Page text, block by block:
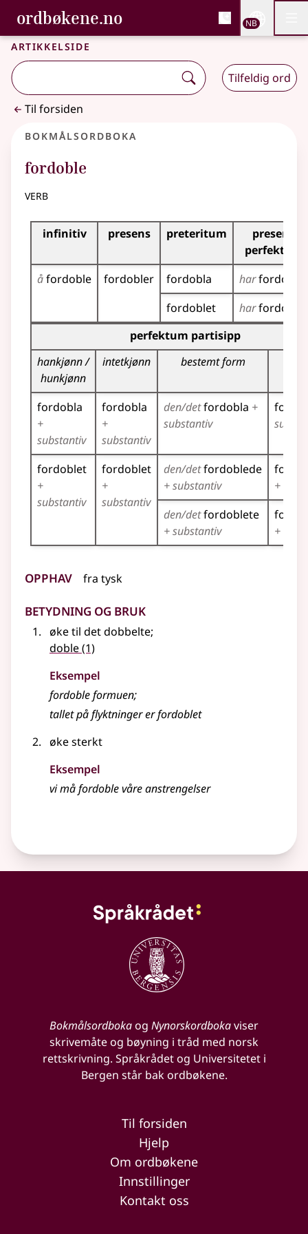
Gå til hovedinnhold
Tilgjengelighet
ordbøkene.no, Bokmålsordboka og
Bokmålsordboka og Nynorskordboka
NB
Artikkelside
Tilfeldig ord
Til forsiden
Bokmålsordboka
fordoble
verb
Bøyingstabell for dette verbet
infinitiv presens preteritum
presens
perfektum
åfordoble fordobler fordobla harfordobla
fordoblet
harfordoblet
Bøyingstabell for dette verbet (partisippformer)
perfektum partisipp
hankjønn /
hunkjønn
intetkjønn bestemt form
fordobla
+
substantiv
fordobla
+
substantiv
den/detfordobla +
substantiv
fordoblet
+
substantiv
fordoblet
+
substantiv
den/detfordoblede
+ substantiv
+
den/detfordoblete
+ substantiv
+
Opphav fra tysk
Betydning og bruk
øke til det dobbelte;
doble(1)
Eksempel
fordobleformuen;
tallet på flyktninger erfordoblet
øke sterkt
Eksempel
vi måfordoblevåre anstrengelser
Bokmålsordbokaog Nynorskordbokaviser
skrivemåte og bøyning i tråd med norsk
rettskrivning. Språkrådet og Universitetet i
Bergen står bak ordbøkene.
Til forsiden
Hjelp
Om ordbøkene
Innstillinger
Kontakt oss